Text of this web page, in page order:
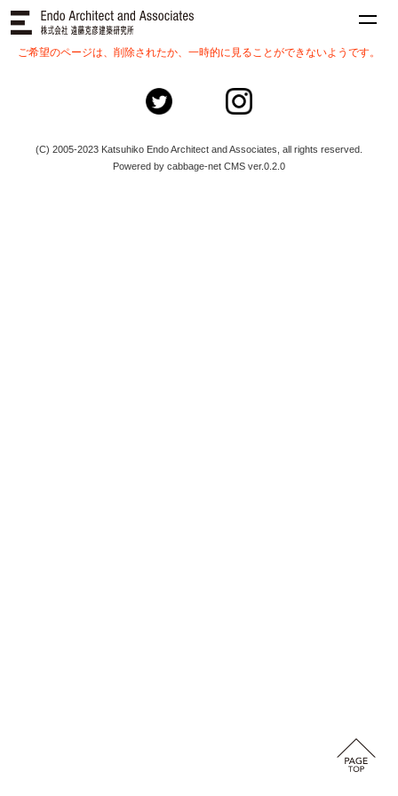
ご希望のページは、削除されたか、一時的に見ることができないようです。
(C) 2005-2023 Katsuhiko Endo Architect and Associates, all rights reserved.
Powered by cabbage-net CMS ver.0.2.0